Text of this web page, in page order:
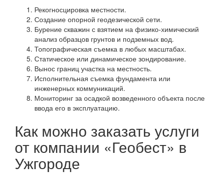
Рекогносцировка местности.
Создание опорной геодезической сети.
Бурение скважин с взятием на физико-химический
анализ образцов грунтов и подземных вод.
Топографическая съемка в любых масштабах.
Статическое или динамическое зондирование.
Вынос границ участка на местность.
Исполнительная съемка фундамента или
инженерных коммуникаций.
Мониторинг за осадкой возведенного объекта после
ввода его в эксплуатацию.
Как можно заказать услуги
от компании «Геобест» в
Ужгороде